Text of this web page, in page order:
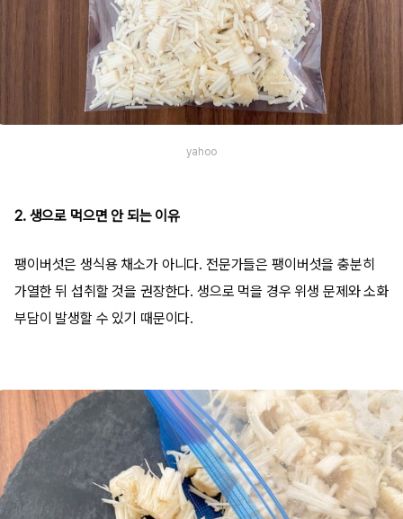
yahoo
2. 생으로 먹으면 안 되는 이유
팽이버섯은 생식용 채소가 아니다. 전문가들은 팽이버섯을 충분히
가열한 뒤 섭취할 것을 권장한다. 생으로 먹을 경우 위생 문제와 소화
부담이 발생할 수 있기 때문이다.